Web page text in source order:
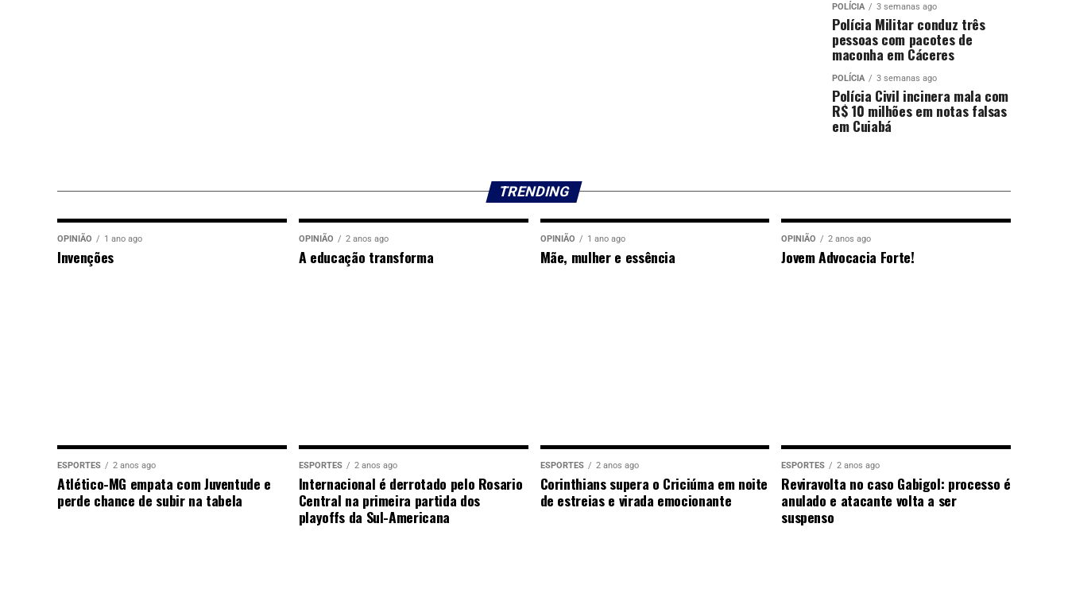
POLÍCIA 3 semanas ago
Polícia Militar conduz três
pessoas com pacotes de
maconha em Cáceres
POLÍCIA 3 semanas ago
Polícia Civil incinera mala com
R$ 10 milhões em notas falsas
em Cuiabá
TRENDING
OPINIÃO 1 ano ago
Invenções
OPINIÃO 2 anos ago
A educação transforma
OPINIÃO 1 ano ago
Mãe, mulher e essência
OPINIÃO 2 anos ago
Jovem Advocacia Forte!
ESPORTES 2 anos ago
Atlético-MG empata com Juventude e
perde chance de subir na tabela
ESPORTES 2 anos ago
Internacional é derrotado pelo Rosario
Central na primeira partida dos
playoffs da Sul-Americana
ESPORTES 2 anos ago
Corinthians supera o Criciúma em noite
de estreias e virada emocionante
ESPORTES 2 anos ago
Reviravolta no caso Gabigol: processo é
anulado e atacante volta a ser
suspenso